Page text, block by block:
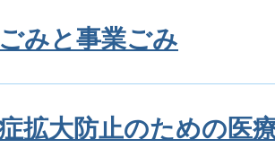
みと事業ごみ
拡大防止のための医